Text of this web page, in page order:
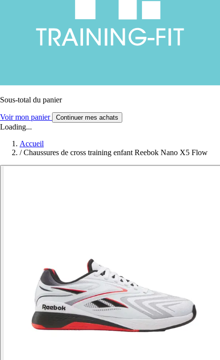
Sous-total du panier
Voir mon panier Continuer mes achats
Loading...
Accueil
/ Chaussures de cross training enfant Reebok Nano X5 Flow